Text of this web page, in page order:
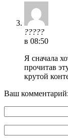
?????
в 08:50
Я сначала
прочитав
крутой
Ваш комментарий: